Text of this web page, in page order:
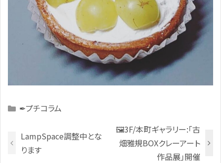
Categories
✒プチコラム
LampSpace調整中とな
ります
🖼️3F/本町ギャラリー:「古
畑雅規BOXクレーアート
作品展」開催